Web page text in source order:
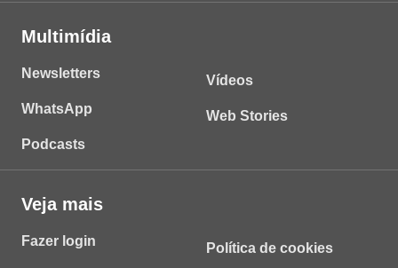
Multimídia
Newsletters
WhatsApp
Podcasts
Vídeos
Web Stories
Veja mais
Fazer login Política de cookies